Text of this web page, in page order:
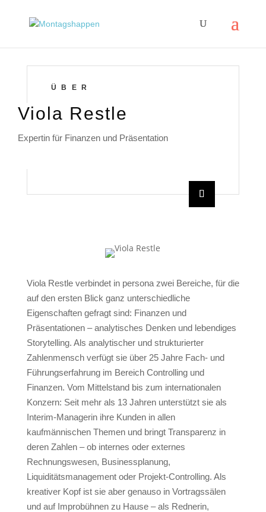
ÜBER
Viola Restle
Expertin für Finanzen und Präsentation
Viola Restle verbindet in persona zwei Bereiche, für die
auf den ersten Blick ganz unterschiedliche
Eigenschaften gefragt sind: Finanzen und
Präsentationen – analytisches Denken und lebendiges
Storytelling. Als analytischer und strukturierter
Zahlenmensch verfügt sie über 25 Jahre Fach- und
Führungserfahrung im Bereich Controlling und
Finanzen. Vom Mittelstand bis zum internationalen
Konzern: Seit mehr als 13 Jahren unterstützt sie als
Interim-Managerin ihre Kunden in allen
kaufmännischen Themen und bringt Transparenz in
deren Zahlen – ob internes oder externes
Rechnungswesen, Businessplanung,
Liquiditätsmanagement oder Projekt-Controlling. Als
kreativer Kopf ist sie aber genauso in Vortragssälen
und auf Improbühnen zu Hause – als Rednerin,